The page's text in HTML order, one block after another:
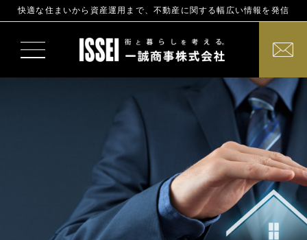
快適な住まいから資産運用まで、不動産に関する幅広い情報を発信